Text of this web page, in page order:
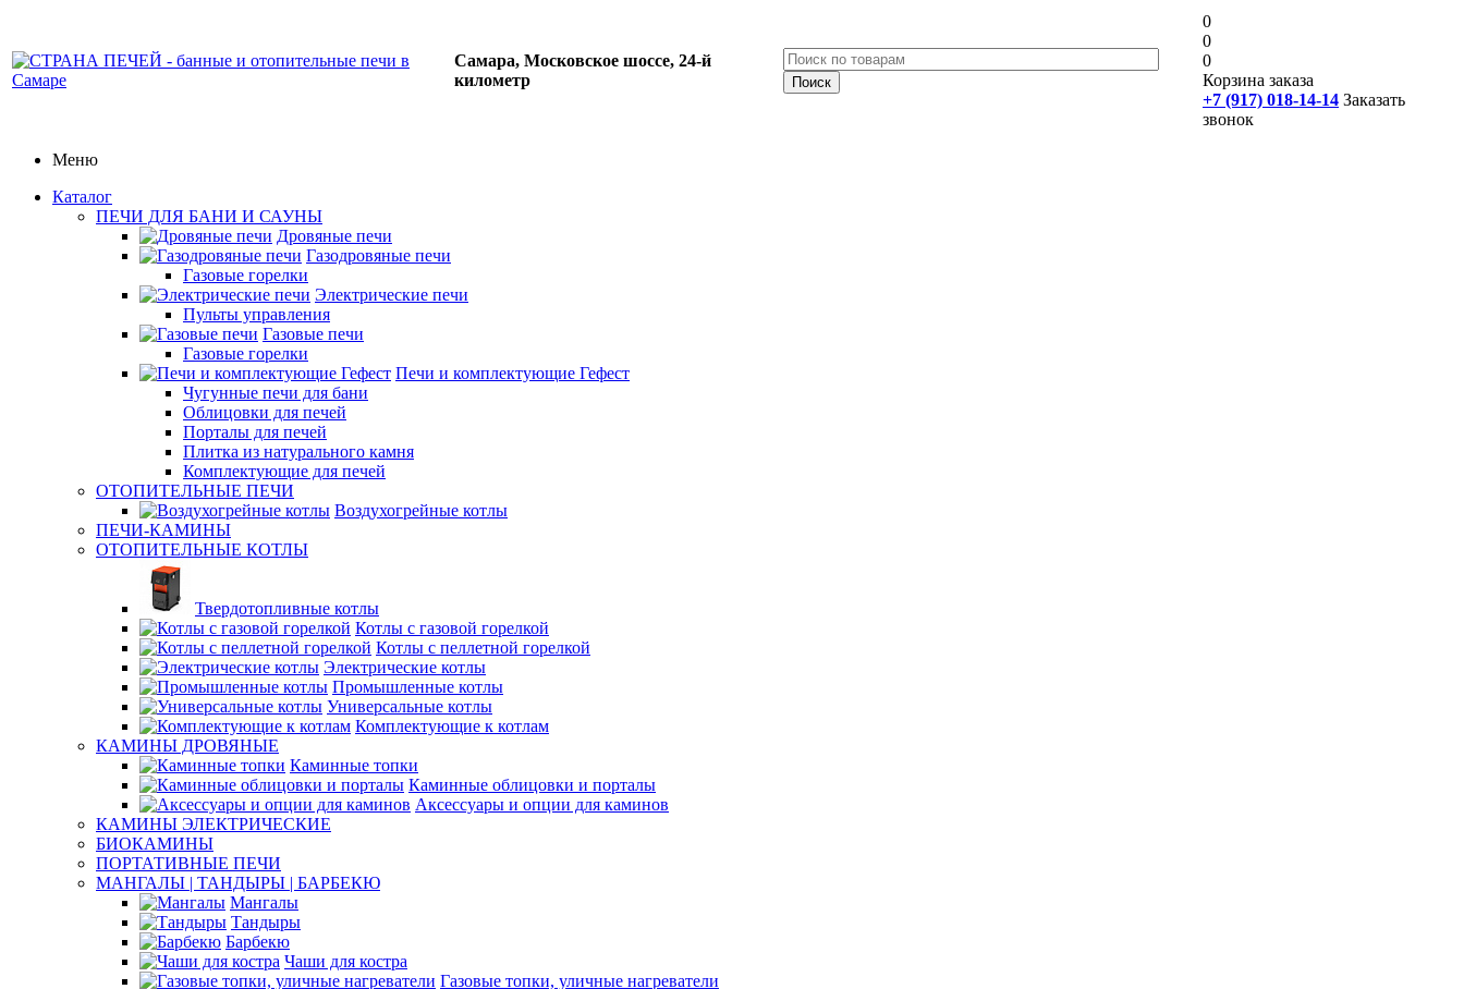
Самара, Московское шоссе, 24-й
километр
0
0
0
Корзина заказа
+7 (917) 018-14-14 Заказать
звонок
Меню
Каталог
ПЕЧИ ДЛЯ БАНИ И САУНЫ
Дровяные печи
Газодровяные печи
Газовые горелки
Электрические печи
Пульты управления
Газовые печи
Газовые горелки
Печи и комплектующие Гефест
Чугунные печи для бани
Облицовки для печей
Порталы для печей
Плитка из натурального камня
Комплектующие для печей
ОТОПИТЕЛЬНЫЕ ПЕЧИ
Воздухогрейные котлы
ПЕЧИ-КАМИНЫ
ОТОПИТЕЛЬНЫЕ КОТЛЫ
Твердотопливные котлы
Котлы с газовой горелкой
Котлы с пеллетной горелкой
Электрические котлы
Промышленные котлы
Универсальные котлы
Комплектующие к котлам
КАМИНЫ ДРОВЯНЫЕ
Каминные топки
Каминные облицовки и порталы
Аксессуары и опции для каминов
КАМИНЫ ЭЛЕКТРИЧЕСКИЕ
БИОКАМИНЫ
ПОРТАТИВНЫЕ ПЕЧИ
МАНГАЛЫ | ТАНДЫРЫ | БАРБЕКЮ
Мангалы
Тандыры
Барбекю
Чаши для костра
Газовые топки, уличные нагреватели